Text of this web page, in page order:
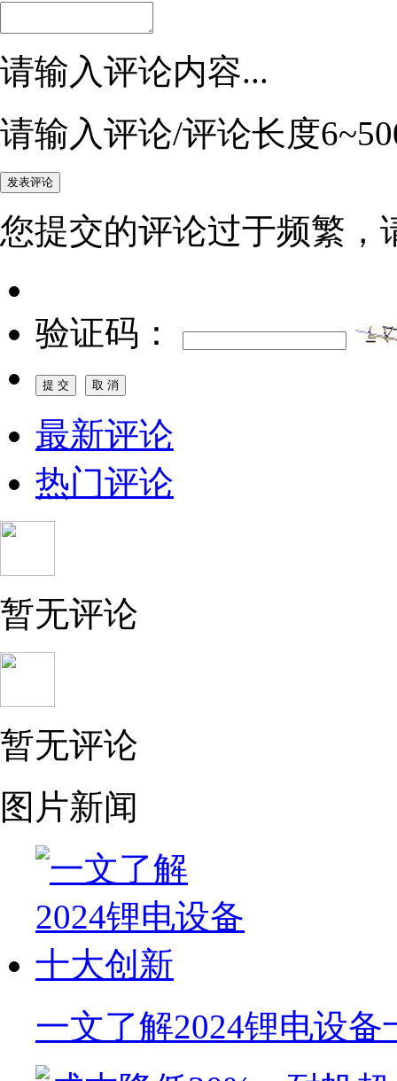
请输入评论内容...
请输入评论/评论长度
您提交的评论过于频繁，
验证码：
最新评论
热门评论
暂无评论
暂无评论
图片新闻
一文了解2024锂电设备